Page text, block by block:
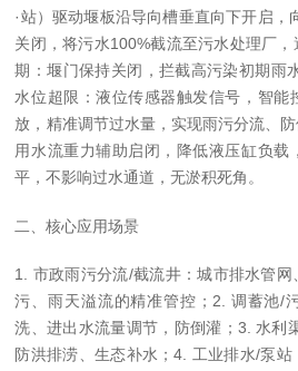
·站）驱动堰板沿导向槽垂直向下开启，
关闭，将污水100%截流至污水处理厂
期：堰门保持关闭，拦截高污染初期雨
水位超限：液位传感器触发信号，智能
放，精准调节过水量，实现雨污分流、
用水流重力辅助启闭，降低液压缸负载
平，不影响过水通道，无淤积死角。
二、核心应用场景
1. 市政雨污分流/截流井：城市排水管
污、雨天溢流的精准管控；2. 调蓄池/
洗、进出水流量调节，防倒灌；3. 水利
防洪排涝、生态补水；4. 工业排水/泵